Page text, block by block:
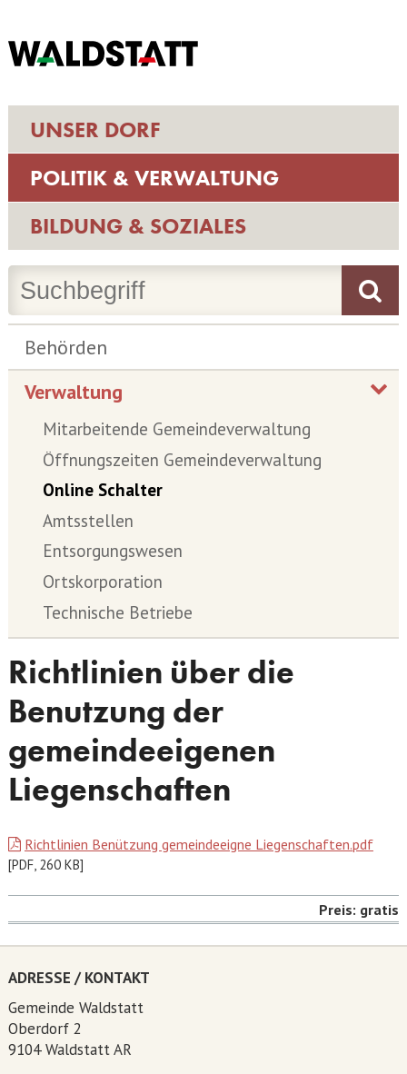
UNSER DORF
POLITIK & VERWALTUNG
BILDUNG & SOZIALES
Behörden
Verwaltung
Mitarbeitende Gemeindeverwaltung
Öffnungszeiten Gemeindeverwaltung
Online Schalter
Amtsstellen
Entsorgungswesen
Ortskorporation
Technische Betriebe
Richtlinien über die
Benutzung der
gemeindeeigenen
Liegenschaften
Richtlinien Benützung gemeindeeigne Liegenschaften.pdf
[PDF, 260 KB]
Preis: gratis
ADRESSE / KONTAKT
Gemeinde Waldstatt
Oberdorf 2
9104 Waldstatt AR